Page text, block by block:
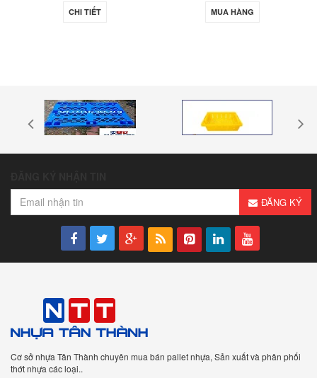
ĐĂNG KÝ
Cơ sở nhựa Tân Thành chuyên mua bán pallet nhựa, Sản xuất và phân phối
thớt nhựa các loại..